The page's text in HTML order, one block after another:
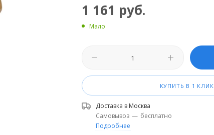
1 161 руб.
Мало
КУПИТЬ В 1 КЛИК
Доставка в Москва
Самовывоз — бесплатно
Подробнее